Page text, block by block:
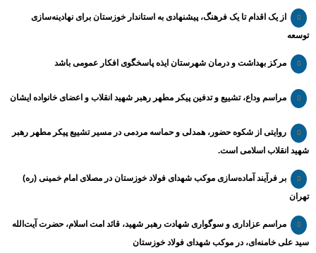
از یک اقدام تا یک فرهنگ، پیشنهادی به استاندار خوزستان برای نهادینه‌سازی
توسعه
مرکز بهداشت و درمان شهرستان ایذه پاسخگوی افکار عمومی باشد
مراسم وداع، تشییع و تدفین پیکر مطهر رهبر شهید انقلاب و اعضای خانواده ایشان
روایتی از شکوه حضور، همدلی و حماسه مردمی در مسیر تشییع پیکر مطهر رهبر
شهید انقلاب اسلامی است.
بر فرآیند آماده‌سازی موکب شهدای فولاد خوزستان در مصلای امام خمینی (ره)
تهران
مراسم عزاداری و سوگواری شهادت رهبر شهید، قائد امت اسلام، حضرت آیت‌الله
سید علی خامنه‌ای، در موکب شهدای فولاد خوزستان